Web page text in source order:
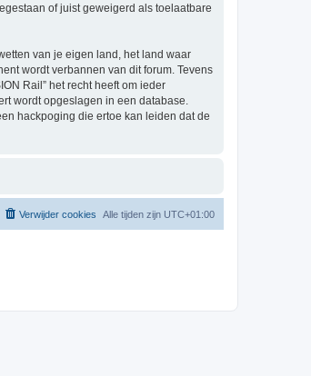
of juist geweigerd als toelaatbare
van je eigen land, het land waar
wordt verbannen van dit forum. Tevens
Rail” het recht heeft om ieder
wordt opgeslagen in een database.
hackpoging die ertoe kan leiden dat de
Alle tijden zijn UTC+01:00
Verwijder cookies